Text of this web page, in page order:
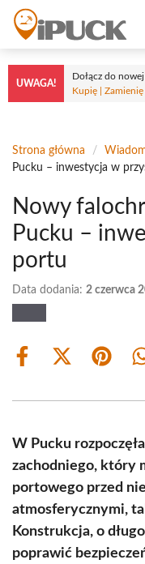
Przejdź
treści
UWAGA!
Dołącz do
Kupię | Zamienię
Strona główna /
Pucku – inwestycja w
Nowy
Pucku –
portu
Data dodania: 2 czerwca
Share
Share
(Twitter)
Share
W Pucku
zachodniego, który
portowego przed
atmosferycznymi,
Konstrukcja, o
poprawić